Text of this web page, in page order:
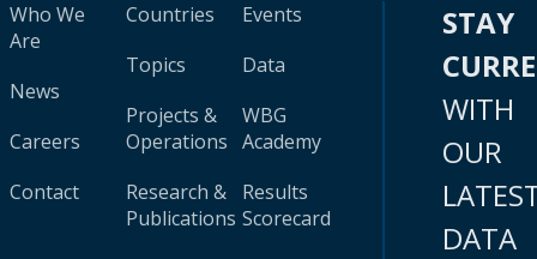
Who We
Are
News
Careers
Contact
Countries
Topics
Projects &
Operations
Research &
Publications
Events
Data
WBG
Academy
Results
Scorecard
STAY
WITH
OUR
DATA